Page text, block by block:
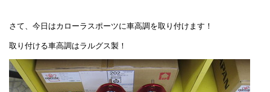
さて、今日はカローラスポーツに車高調を取り付けます！
取り付ける車高調はラルグス製！